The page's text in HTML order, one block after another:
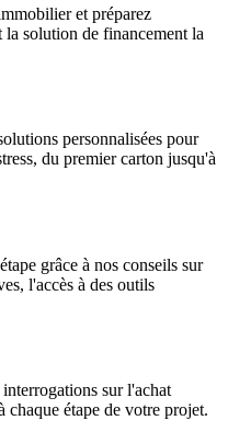
et préparez
la solution de financement la
personnalisées pour
du premier carton jusqu'à
grâce à nos conseils sur
l'accès à des outils
sur l'achat
étape de votre projet.